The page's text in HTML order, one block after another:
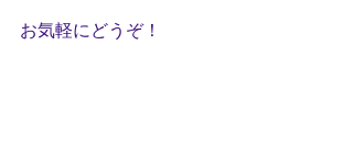
お気軽にどうぞ！